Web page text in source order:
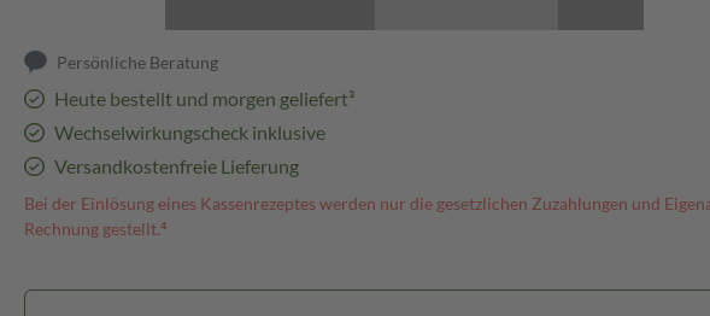
Persönliche Beratung
Heute bestellt und morgen geliefert³
Wechselwirkungscheck inklusive
Versandkostenfreie Lieferung
Bei der Einlösung eines Kassenrezeptes werden nur die gesetzlichen Zuzahlungen und
Rechnung gestellt.⁴